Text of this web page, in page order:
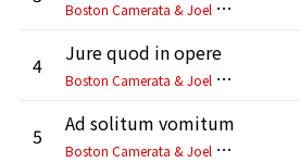
B
oston Camerata & Joel Cohen
4
Jure quod in opere
B
oston Camerata & Joel Cohen
5
Ad solitum vomitum
B
oston Camerata & Joel Cohen